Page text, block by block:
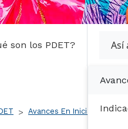
son los PDET? Así
Avances En Iniciativas